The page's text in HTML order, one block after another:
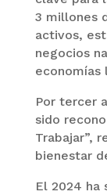
3 millones
activos,
negocios
economías
Por tercer
sido
Trabajar”,
bienestar
El 2024 ha